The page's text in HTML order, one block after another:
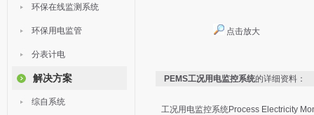
环保在线监测系统
环保用电监管
分表计电
解决方案
综自系统
点击放大
PEMS工况用电监控系统的详细资料：
工况用电监控系统Process Electricity